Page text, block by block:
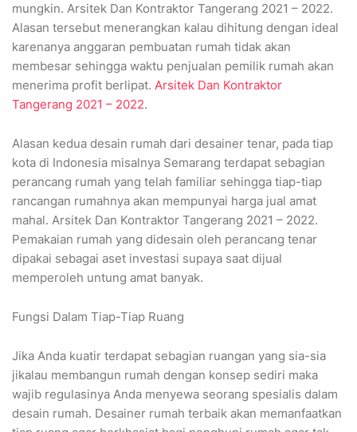
mungkin. Arsitek Dan Kontraktor Tangerang 2021 – 2022.
Alasan tersebut menerangkan kalau dihitung dengan ideal
karenanya anggaran pembuatan rumah tidak akan
membesar sehingga waktu penjualan pemilik rumah akan
menerima profit berlipat. Arsitek Dan Kontraktor
Tangerang 2021 – 2022.
Alasan kedua desain rumah dari desainer tenar, pada tiap
kota di Indonesia misalnya Semarang terdapat sebagian
perancang rumah yang telah familiar sehingga tiap-tiap
rancangan rumahnya akan mempunyai harga jual amat
mahal. Arsitek Dan Kontraktor Tangerang 2021 – 2022.
Pemakaian rumah yang didesain oleh perancang tenar
dipakai sebagai aset investasi supaya saat dijual
memperoleh untung amat banyak.
Fungsi Dalam Tiap-Tiap Ruang
Jika Anda kuatir terdapat sebagian ruangan yang sia-sia
jikalau membangun rumah dengan konsep sediri maka
wajib regulasinya Anda menyewa seorang spesialis dalam
desain rumah. Desainer rumah terbaik akan memanfaatkan